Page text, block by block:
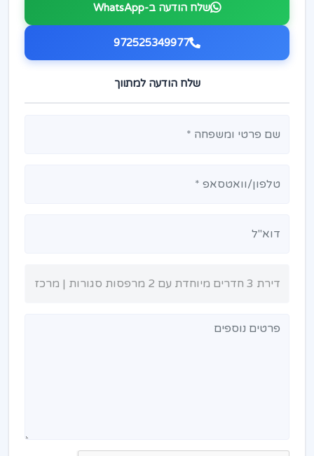
שלח הודעה ב-WhatsApp
972525349977
שלח הודעה למתווך